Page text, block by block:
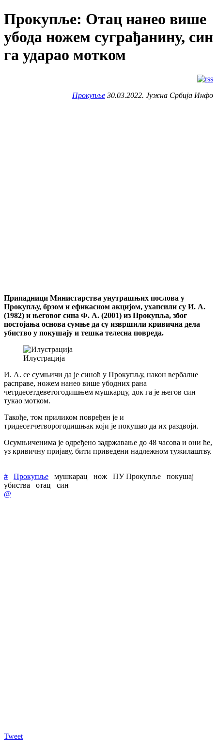
Прокупље: Отац нанео више
убода ножем суграђанину, син
га ударао мотком
Прокупље 30.03.2022. Јужна Србија Инфо
Припадници Министарства унутрашњих послова у
Прокупљу, брзом и ефикасном акцијом, ухапсили су И. А.
(1982) и његовог сина Ф. А. (2001) из Прокупља, због
постојања основа сумње да су извршили кривична дела
убиство у покушају и тешка телесна повреда.
Илустрација
И. А. се сумњичи да је синоћ у Прокупљу, након вербалне
расправе, ножем нанео више убодних рана
четрдесетдеветогодишњем мушкарцу, док га је његов син
тукао мотком.
Такође, том приликом повређен је и
тридесетчетворогодишњак који је покушао да их раздвоји.
Осумњиченима је одређено задржавање до 48 часова и они ће,
уз кривичну пријаву, бити приведени надлежном тужилаштву.
# Прокупље мушкарац нож ПУ Прокупље
покушај
убиства
отац
син
@
Tweet